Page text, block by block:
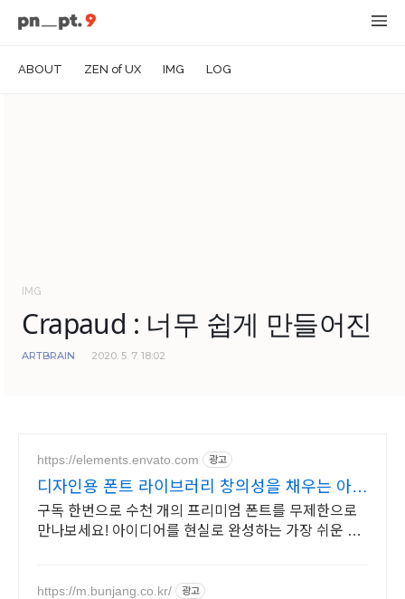
ABOUT ZEN of UX IMG LOG
IMG
Crapaud : 너무 쉽게 만들어진
ARTBRAIN 2020. 5. 7. 18:02
https://elements.envato.com 광고
디자인용 폰트 라이브러리 창의성을 채우는 아카
이브
구독 한번으로 수천 개의 프리미엄 폰트를 무제한으로
만나보세요! 아이디어를 현실로 완성하는 가장 쉬운 방
https://m.bunjang.co.kr/ 광고